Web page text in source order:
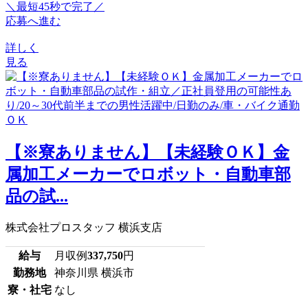
＼最短45秒で完了／
応募へ進む
詳しく
見る
【※寮ありません】【未経験ＯＫ】金
属加工メーカーでロボット・自動車部
品の試...
株式会社プロスタッフ 横浜支店
給与 月収例337,750円
勤務地
神奈川県 横浜市
寮・社宅 なし